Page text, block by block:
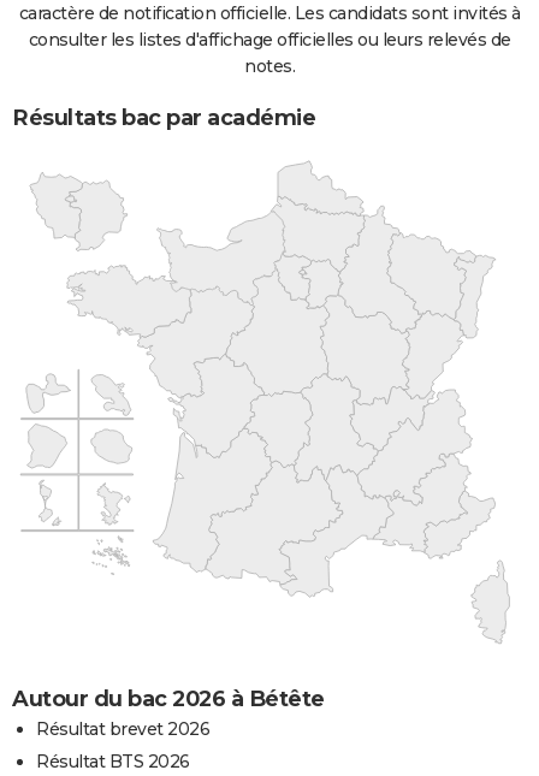
caractère de notification officielle. Les candidats sont invités à
consulter les listes d'affichage officielles ou leurs relevés de
notes.
Résultats bac par académie
Autour du bac 2026 à Bétête
Résultat brevet 2026
Résultat BTS 2026